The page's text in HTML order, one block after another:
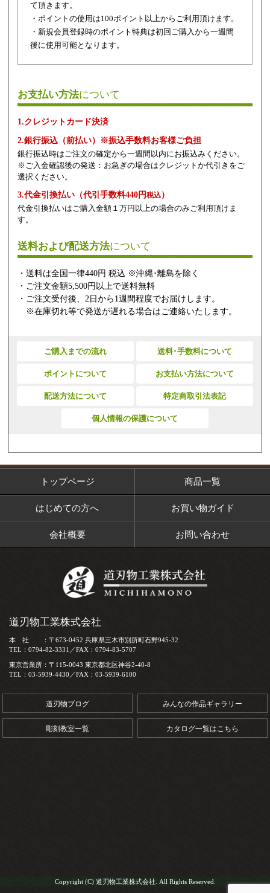
て頂きます。
・ポイントの使用は100ポイント以上からご利用頂けます。
・新規会員登録時のポイント特典は初回ご購入から一週間
後に使用可能となります。
お支払い方法について
1.クレジットカード決済
2.銀行振込（前払い）※振込手数料お客様ご負担
銀行振込時はご注文の確定から一週間以内にお振込みください。
※ご入金確認後の発送：お急ぎの場合はクレジットか代引きをご
選択ください。
3.代金引換払い（代引手数料440円税込）
代金引換払いはご購入金額１万円以上の場合のみご利用頂けま
す。
送料および配送方法について
・送料は全国一律440円 税込 ※沖縄･離島を除く
・ご注文金額5,500円以上で送料無料
・ご注文受付後、2日から1週間程度でお届けします。
※在庫切れ等で発送が遅れる場合はご連絡いたします。
ご購入までの流れ 送料･手数料について
ポイントについて お支払い方法について
配送方法について 特定商取引法表記
個人情報の保護について
トップページ 商品一覧
はじめての方へ お買い物ガイド
会社概要 お問い合わせ
道刃物工業株式会社
本 社 ：〒673-0452 兵庫県三木市別所町石野945-32
TEL：0794-82-3331／FAX：0794-83-5707
東京営業所：〒115-0043 東京都北区神谷2-40-8
TEL：03-5939-4430／FAX：03-5939-6100
道刃物ブログ みんなの作品ギャラリー
彫刻教室一覧 カタログ一覧はこちら
Copyright (C) 道刃物工業株式会社. All Rights Reserved.